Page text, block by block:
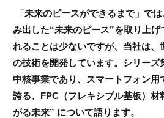
「未来のピースができるまで」で
み出した“未来のピース”を取り上
れることは少ないですが、当社は、
の技術を開発しています。シリーズ
中核事業であり、スマートフォン用
誇る、FPC（フレキシブル基板）材
がる未来” について語ります。